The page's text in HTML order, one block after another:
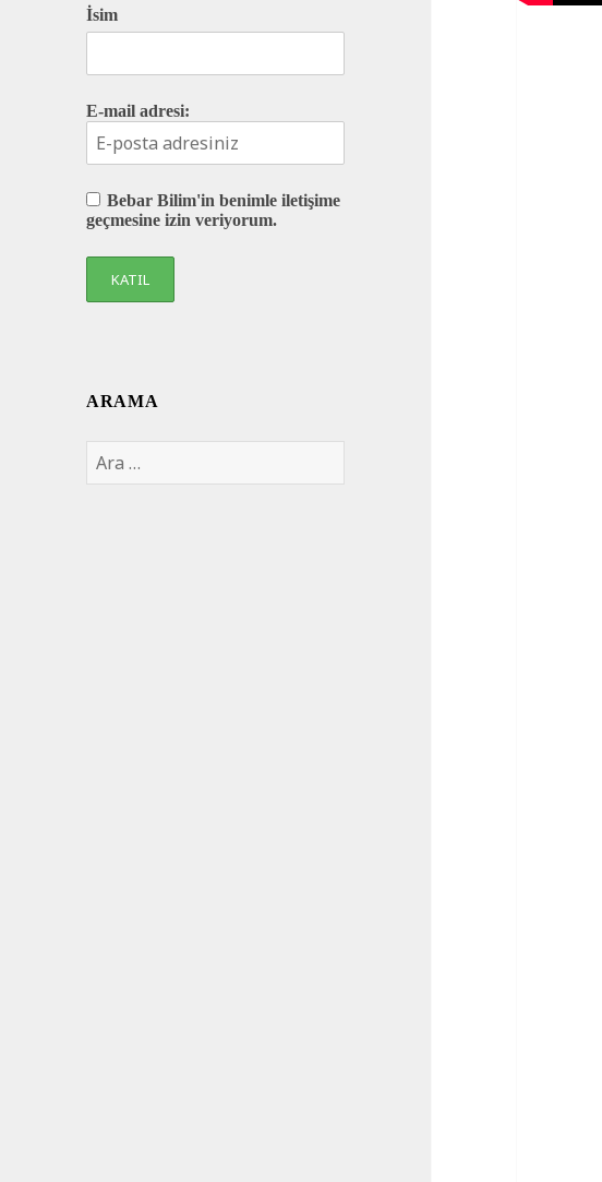
İsim
E-mail adresi:
Bebar Bilim'in benimle iletişime
geçmesine izin veriyorum.
ARAMA
Arama: